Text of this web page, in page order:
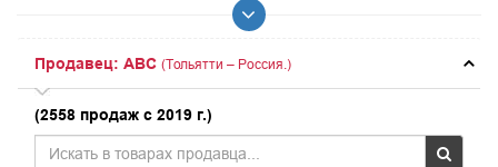
Продавец: ABC (Тольятти – Россия.)
(2558 продаж с 2019 г.)